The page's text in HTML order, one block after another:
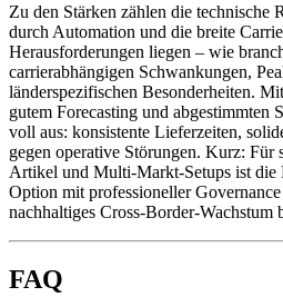
Zu den Stärken zählen die technische
durch Automation und die breite
Herausforderungen liegen – wie
carrierabhängigen Schwankungen,
länderspezifischen Besonderheiten.
gutem Forecasting und abgestimmten
voll aus: konsistente Lieferzeiten,
gegen operative Störungen. Kurz: Für
Artikel und Multi-Markt-Setups ist die
Option mit professioneller
nachhaltiges Cross-Border-Wachstum
FAQ